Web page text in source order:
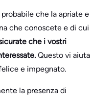
che la apriate e
che conoscete e di cui
che i vostri
Questo vi aiuta
e impegnato.
la presenza di